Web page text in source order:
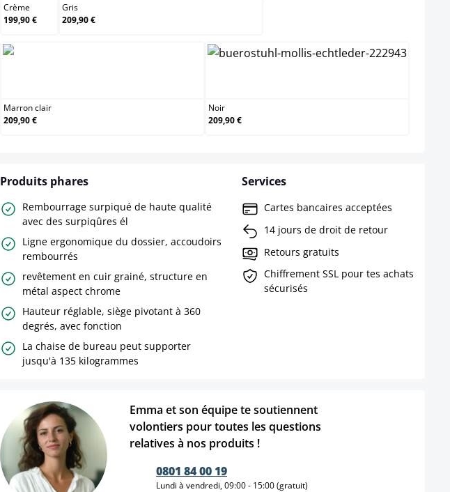
Crème
199,90 €
Gris
209,90 €
Marron clair
209,90 €
Noir
209,90 €
Produits phares
Rembourrage surpiqué de haute qualité
avec des surpiqûres él
Ligne ergonomique du dossier, accoudoirs
rembourrés
revêtement en cuir grainé, structure en
métal aspect chrome
Hauteur réglable, siège pivotant à 360
degrés, avec fonction
La chaise de bureau peut supporter
jusqu'à 135 kilogrammes
Services
Cartes bancaires acceptées
14 jours de droit de retour
Retours gratuits
Chiffrement SSL pour tes achats
sécurisés
Emma et son équipe te soutiennent
volontiers pour toutes les questions
relatives à nos produits !
0801 84 00 19
Lundi à vendredi, 09:00 - 15:00 (gratuit)